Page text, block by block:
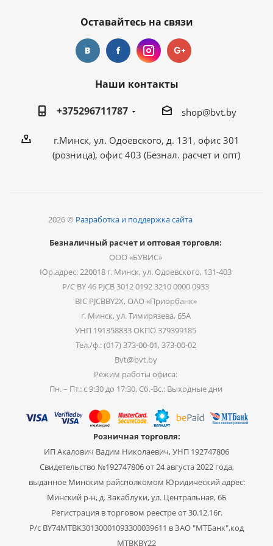
Оставайтесь на связи
Наши контакты
+375296711787
shop@bvt.by
г.Минск, ул. Одоевского, д. 131, офис 301
(розница), офис 403 (Безнал. расчет и опт)
2026 © Разработка и поддержка сайта
Безналичный расчет и оптовая торговля:
ООО «БУВИС»
Юр.адрес: 220018 г. Минск, ул. Одоевского, 131-403
Р/С BY 46 PJCB 3012 0192 3210 0000 0933
BIC PJCBBY2X, ОАО «Приорбанк»
г. Минск, ул. Тимирязева, 65А
УНП 191358833 ОКПО 379399185
Тел./ф.: (017) 373-00-01, 373-00-02
Bvt@bvt.by
Режим работы офиса:
Пн. – Пт.: с 9:30 до 17:30, Сб.-Вс.: Выходные дни
Розничная торговля:
ИП Акалович Вадим Николаевич, УНП 192747806
Свидетельство №192747806 от 24 августа 2022 года,
выданное Минским райсполкомом Юридический адрес:
Минский р-н, д. Закаблуки, ул. Центральная, 6Б
Регистрация в торговом реестре от 30.12.16г.
Р/с BY74MTBK30130001093300039611 в ЗАО "МТБанк",код
MTBKBY22